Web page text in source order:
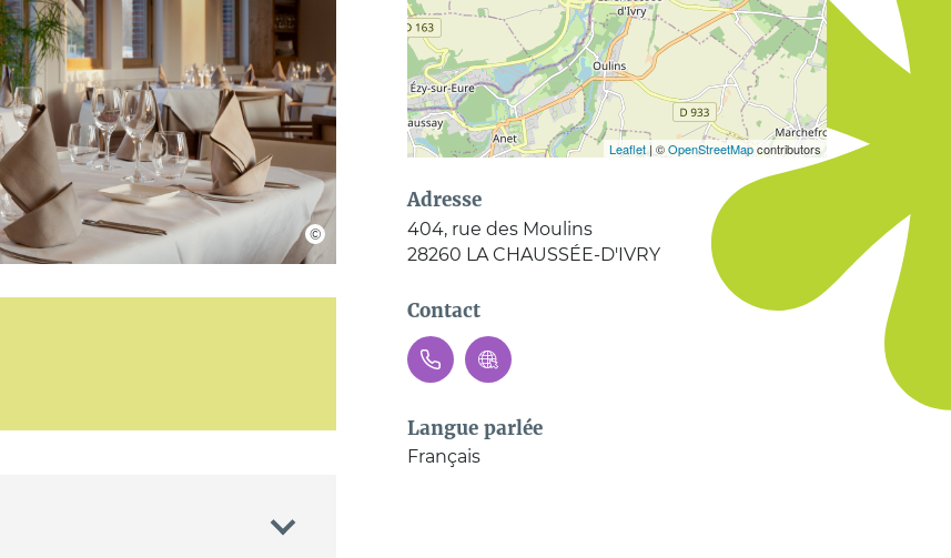
Leaflet| ©OpenStreetMapcontributors
Adresse
404, rue des Moulins
28260 LA CHAUSSÉE-D'IVRY
Contact
Langue parlée
Français